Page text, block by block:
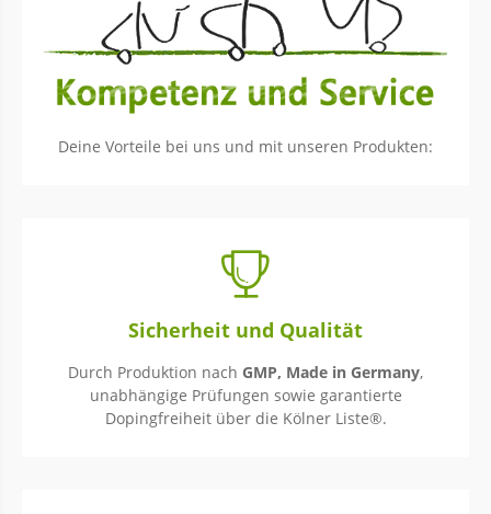
Deine Vorteile bei uns und mit unseren Produkten:
Sicherheit und Qualität
Durch Produktion nach GMP, Made in Germany,
unabhängige Prüfungen sowie garantierte
Dopingfreiheit über die Kölner Liste®.